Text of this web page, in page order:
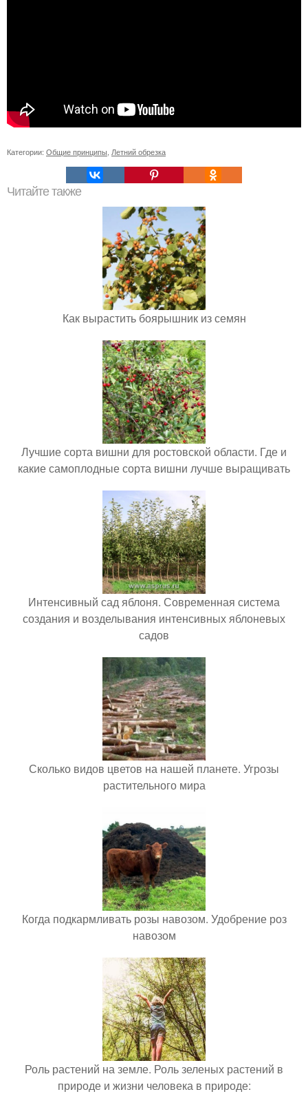
Категории: Общие принципы Летний обрезка
Читайте также
Как вырастить боярышник из семян
Лучшие сорта вишни для ростовской области. Где и
какие самоплодные сорта вишни лучше выращивать
Интенсивный сад яблоня. Современная система
создания и возделывания интенсивных яблоневых
садов
Сколько видов цветов на нашей планете. Угрозы
растительного мира
Когда подкармливать розы навозом. Удобрение роз
навозом
Роль растений на земле. Роль зеленых растений в
природе и жизни человека в природе: